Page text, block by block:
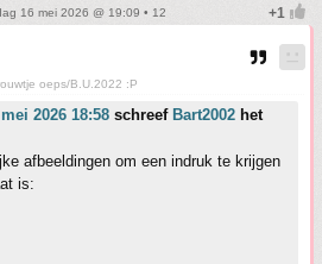
16 mei 2026 @ 19:09 • 12
oeps/B.U.2022 :P
2026 18:58 schreef Bart2002 het
afbeeldingen om een indruk te krijgen
is: